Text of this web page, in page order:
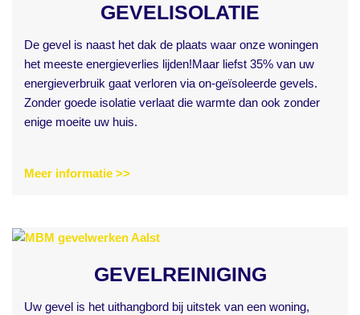
GEVELISOLATIE
De gevel is naast het dak de plaats waar onze woningen
het meeste energieverlies lijden!Maar liefst 35% van uw
energieverbruik gaat verloren via on-geïsoleerde gevels.
Zonder goede isolatie verlaat die warmte dan ook zonder
enige moeite uw huis.
Meer informatie >>
GEVELREINIGING
Uw gevel is het uithangbord bij uitstek van een woning,